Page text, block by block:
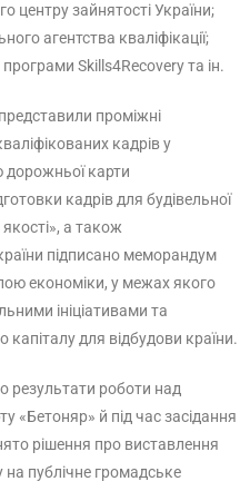
центру зайнятості України;
агентства кваліфікації;
Skills4Recovery та ін.
проміжні
кадрів у
дорожньої карти
кадрів для будівельної
а також
підписано меморандум
економіки, у межах якого
ініціативами та
для відбудови країни.
результати роботи над
«Бетоняр» й під час засідання
рішення про виставлення
на публічне громадське